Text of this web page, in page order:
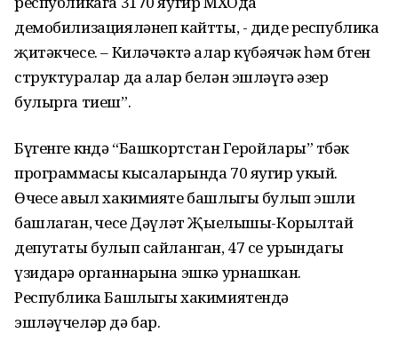
демобилизацияләнеп кайтты, - диде республика
җитәкчесе. – Киләчәктә алар күбәячәк һәм бөтен
структуралар да алар белән эшләүгә әзер
булырга тиеш”.
Бүгенге көндә “Башкортстан Геройлары” төбәк
программасы кысаларында 70 яугир укый.
Өчесе авыл хакимияте башлыгы булып эшли
башлаган, өчесе Дәүләт Җыелышы-Корылтай
депутаты булып сайланган, 47 се урындагы
үзидарә органнарына эшкә урнашкан.
Республика Башлыгы хакимиятендә
эшләүчеләр дә бар.